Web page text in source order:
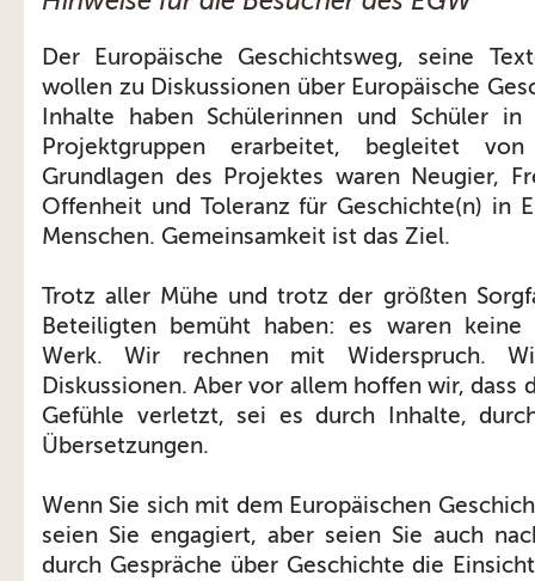
Der Europäische Geschichtsweg, seine
wollen zu Diskussionen über Europäische
Inhalte haben Schülerinnen und Schüler
Projektgruppen erarbeitet, begleitet von
Grundlagen des Projektes waren Neugier,
Offenheit und Toleranz für Geschichte(n) in
Menschen. Gemeinsamkeit ist das Ziel.
Trotz aller Mühe und trotz der größten
Beteiligten bemüht haben: es waren keine
Werk. Wir rechnen mit Widerspruch.
Diskussionen. Aber vor allem hoffen wir, dass
Gefühle verletzt, sei es durch Inhalte,
Übersetzungen.
Wenn Sie sich mit dem Europäischen
seien Sie engagiert, aber seien Sie auch
durch Gespräche über Geschichte die